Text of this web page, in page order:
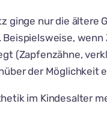
ginge nur die
wenn
(Zapfenzähne,
der Möglichkeit
im Kindesalter